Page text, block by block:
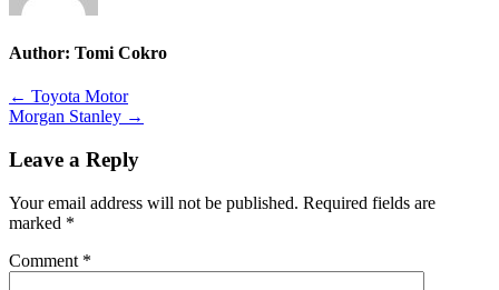
Author: Tomi Cokro
Post
navigation
← Toyota Motor
Morgan Stanley →
Leave a Reply
Your email address will not be published. Required fields are
marked *
Comment *